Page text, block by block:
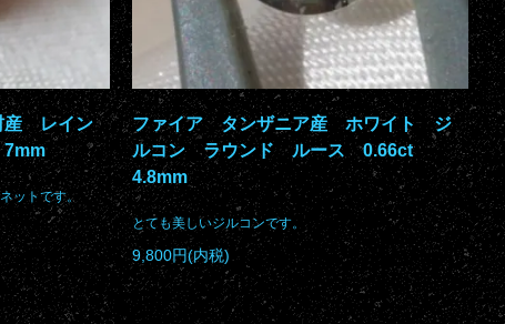
産 レイン
ットです。
ファイア タンザニア産 ホワイト ジ
ルコン ラウンド ルース 0.66ct
4.8mm
とても美しいジルコンです。
9,800円(内税)